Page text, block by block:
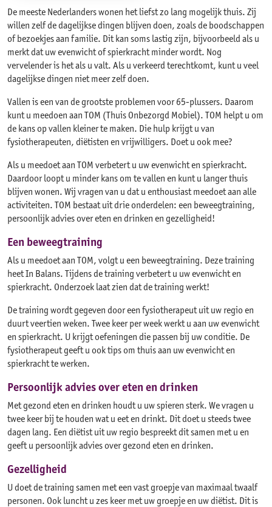
De meeste Nederlanders wonen het liefst zo lang mogelijk thuis. Zij
willen zelf de dagelijkse dingen blijven doen, zoals de boodschappen
of bezoekjes aan familie. Dit kan soms lastig zijn, bijvoorbeeld als u
merkt dat uw evenwicht of spierkracht minder wordt. Nog
vervelender is het als u valt. Als u verkeerd terechtkomt, kunt u veel
dagelijkse dingen niet meer zelf doen.
Vallen is een van de grootste problemen voor 65-plussers. Daarom
kunt u meedoen aan TOM (Thuis Onbezorgd Mobiel). TOM helpt u om
de kans op vallen kleiner te maken. Die hulp krijgt u van
fysiotherapeuten, diëtisten en vrijwilligers. Doet u ook mee?
Als u meedoet aan TOM verbetert u uw evenwicht en spierkracht.
Daardoor loopt u minder kans om te vallen en kunt u langer thuis
blijven wonen. Wij vragen van u dat u enthousiast meedoet aan alle
activiteiten. TOM bestaat uit drie onderdelen: een beweegtraining,
persoonlijk advies over eten en drinken en gezelligheid!
Een beweegtraining
Als u meedoet aan TOM, volgt u een beweegtraining. Deze training
heet In Balans. Tijdens de training verbetert u uw evenwicht en
spierkracht. Onderzoek laat zien dat de training werkt!
De training wordt gegeven door een fysiotherapeut uit uw regio en
duurt veertien weken. Twee keer per week werkt u aan uw evenwicht
en spierkracht. U krijgt oefeningen die passen bij uw conditie. De
fysiotherapeut geeft u ook tips om thuis aan uw evenwicht en
spierkracht te werken.
Persoonlijk advies over eten en drinken
Met gezond eten en drinken houdt u uw spieren sterk. We vragen u
twee keer bij te houden wat u eet en drinkt. Dit doet u steeds twee
dagen lang. Een diëtist uit uw regio bespreekt dit samen met u en
geeft u persoonlijk advies over gezond eten en drinken.
Gezelligheid
U doet de training samen met een vast groepje van maximaal twaalf
personen. Ook luncht u zes keer met uw groepje en uw diëtist. Dit is